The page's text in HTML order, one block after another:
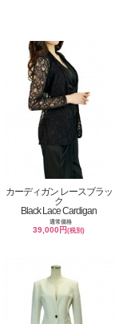
カーディガン レースブラッ
ク
Black Lace Cardigan
通常価格
39,000円(税別)